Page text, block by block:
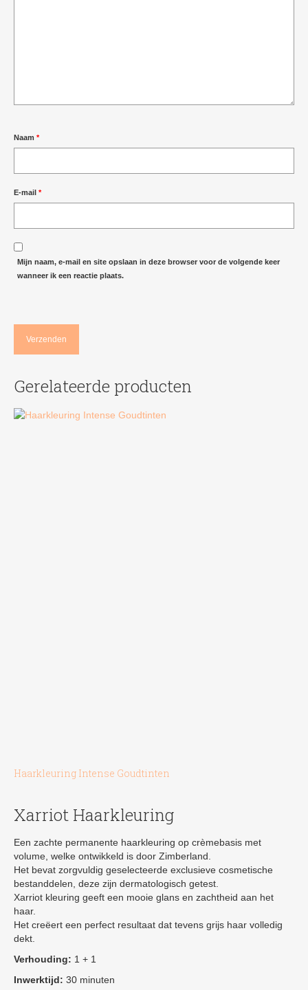
Naam *
E-mail *
Mijn naam, e-mail en site opslaan in deze browser voor de volgende keer
wanneer ik een reactie plaats.
Gerelateerde producten
Haarkleuring Intense Goudtinten
Xarriot Haarkleuring
Een zachte permanente haarkleuring op crèmebasis met
volume, welke ontwikkeld is door Zimberland.
Het bevat zorgvuldig geselecteerde exclusieve cosmetische
bestanddelen, deze zijn dermatologisch getest.
Xarriot kleuring geeft een mooie glans en zachtheid aan het
haar.
Het creëert een perfect resultaat dat tevens grijs haar volledig
dekt.
Verhouding: 1 + 1
Inwerktijd: 30 minuten